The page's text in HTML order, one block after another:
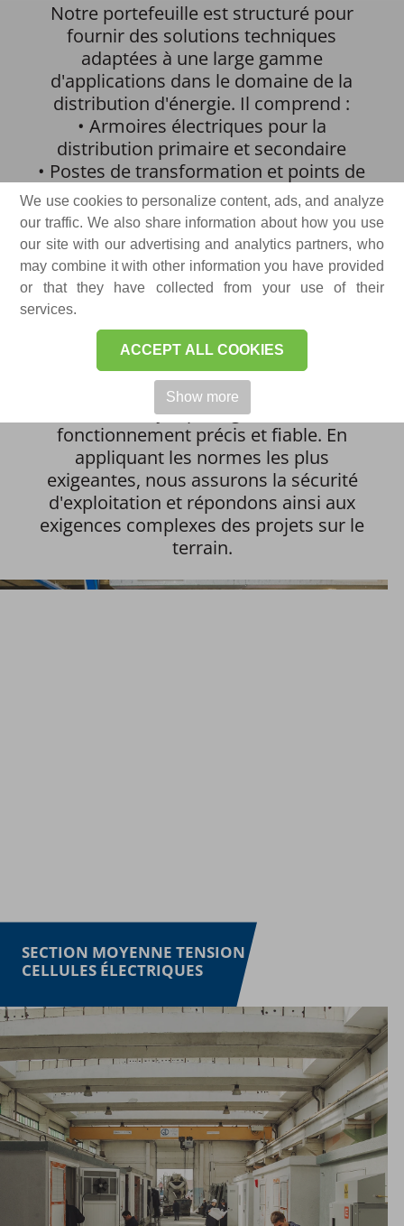
We use cookies to personalize content, ads, and analyze
our traffic. We also share information about how you use
our site with our advertising and analytics partners, who
may combine it with other information you have provided
or that they have collected from your use of their
services.
ACCEPT ALL COOKIES
Show more
Notre portefeuille est structuré pour
fournir des solutions techniques
adaptées à une large gamme
d'applications dans le domaine de la
distribution d'énergie. Il comprend :
• Armoires électriques pour la
distribution primaire et secondaire
• Postes de transformation et points de
raccordement
• Solutions techniques complexes et
personnalisées, adaptées aux exigences
de chaque projet
Nos équipements moyenne tension
sont conçus pour garantir un
fonctionnement précis et fiable. En
appliquant les normes les plus
exigeantes, nous assurons la sécurité
d'exploitation et répondons ainsi aux
exigences complexes des projets sur le
terrain.
SECTION MOYENNE TENSION
CELLULES ÉLECTRIQUES